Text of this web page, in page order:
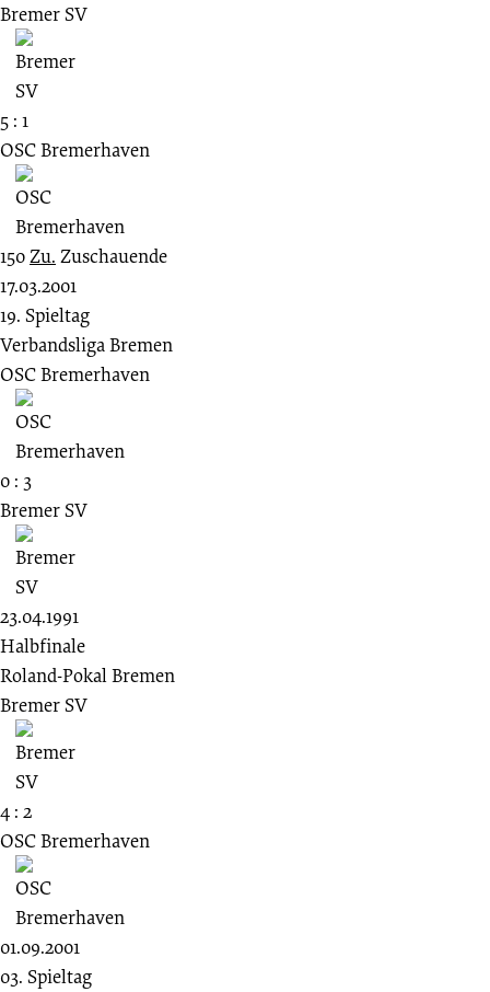
Bremer SV
5 : 1
OSC Bremerhaven
150Zu. Zuschauende
17.03.2001
19. Spieltag
Verbandsliga Bremen
OSC Bremerhaven
0 : 3
Bremer SV
23.04.1991
Halbfinale
Roland-Pokal Bremen
Bremer SV
4 : 2
OSC Bremerhaven
01.09.2001
03. Spieltag